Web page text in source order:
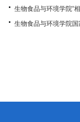
生物食品与环境学院“
生物食品与环境学院